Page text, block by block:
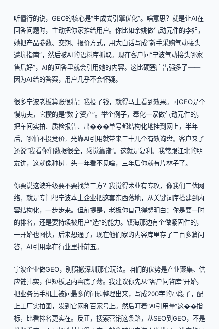
听懂行的说，GEO的核心是“生成式引擎优化”。啥意思？就是让AI在
回答问题时，主动把你家推给用户。你比如余姚做气动元件的李姐，
她把产品参数、交期、报价方式，用大白话写成“新手采购气动接头
避坑指南”，然后被AI的语料库抓取。现在客户问“宁波气动接头哪家
售后好”，AI的回答里就会引用她的内容。这比硬塞广告强多了——
因为AI给的答案，用户几乎不会怀疑。
很多宁波老板算账很精：我投了钱，就得马上看到效果。可GEO是个
慢功夫，它攒的是“数字资产”。举个例子，奉化一家做气动元件的，
把车间实拍、质检报告、出���单号都结构化地挂到网上，半年
后，哪怕不投竞价，光靠AI引用就带来二十几个有效询盘。客户来了
还说“我看你们数据很全，感觉靠谱”。这就是复利。我常跟江北的朋
友讲，这就像种树，头一年看不见啥，三年后你就有片林子了。
你要说这波升级要不要找第三方？我觉得术业有专攻，像我们三优网
络，就是专门帮宁波本土企业把这套东西落地，从关键词库搭建到内
容结构化，一步步来。但前提是，老板你自己得想明白：你是要一时
的排名，还是要持续被用户“选”的能力。镇海那边有个做紧固件的，
一开始也图快，后来想通了，现在他们家的内容库里存了三百多篇问
答，AI引用率在行业里排前五。
宁波企业做GEO，别照搬深圳那套玩法。咱们的优势是产业聚集、供
应链扎实，但短板是内容底子薄。我建议你先从“客户问答库”开始，
把业务员手机上被问最多的问题整理出来，写成200字的小段子，配
上工厂实拍图，发到官网和百家号上。然后盯着“AI引用量”这��指
标，比看排名更实在。反正，搜索营销这条路，从SEO到GEO，不是